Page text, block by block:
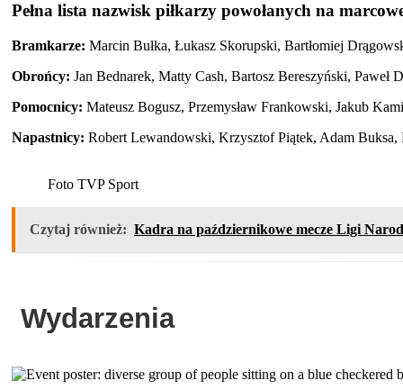
Pełna lista nazwisk piłkarzy powołanych na
Bramkarze: Marcin Bułka, Łukasz Skorupski, Bartłomiej
Obrońcy: Jan Bednarek, Matty Cash, Bartosz Bereszyński,
Pomocnicy: Mateusz Bogusz, Przemysław Frankowski, Jakub
Napastnicy: Robert Lewandowski, Krzysztof Piątek, Adam
Foto TVP Sport
Czytaj również: Kadra na październikowe mecze Ligi
Wydarzenia